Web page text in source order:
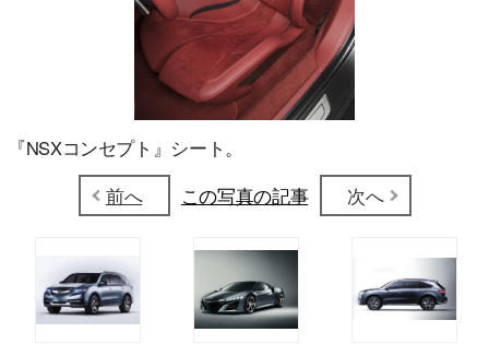
『NSXコンセプト』シート。
前へ
この写真の記事 次へ